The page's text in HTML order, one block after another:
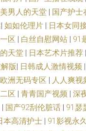
男人的天堂 | 国产护士
| 如如伦理片 | 日本女同
区 | 白丝自慰网站 | 91
天堂 | 日本艺术片推荐 |
版| 日韩成人激情视频 |
欧洲无码专区 | 人人爽视
区 | 青青国产视频 | 深
| 国产92刮伦脏话 | 91瑟
本高清护士 | 91影视永久